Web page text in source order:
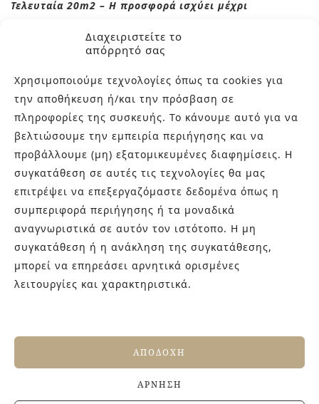
Διαχειριστείτε το
απόρρητό σας
Χρησιμοποιούμε τεχνολογίες όπως τα cookies για
την αποθήκευση ή/και την πρόσβαση σε
πληροφορίες της συσκευής. Το κάνουμε αυτό για να
βελτιώσουμε την εμπειρία περιήγησης και να
προβάλλουμε (μη) εξατομικευμένες διαφημίσεις. Η
συγκατάθεση σε αυτές τις τεχνολογίες θα μας
επιτρέψει να επεξεργαζόμαστε δεδομένα όπως η
συμπεριφορά περιήγησης ή τα μοναδικά
αναγνωριστικά σε αυτόν τον ιστότοπο. Η μη
συγκατάθεση ή η ανάκληση της συγκατάθεσης,
μπορεί να επηρεάσει αρνητικά ορισμένες
λειτουργίες και χαρακτηριστικά.
ΑΠΟΔΟΧΉ
ΆΡΝΗΣΗ
Τελευταία 20m2 – Η προσφορά ισχύει μέχρι
και 210-9934037 ή μέσω e-mail στο
info@bagnocasa.gr για περισσότερες πληροφορίες.
Θα χαρούμε να σας λύσουμε οποιαδήποτε απορία.
ΣΧΕΤΙΚΆ ΠΡΟΪΌΝΤΑ